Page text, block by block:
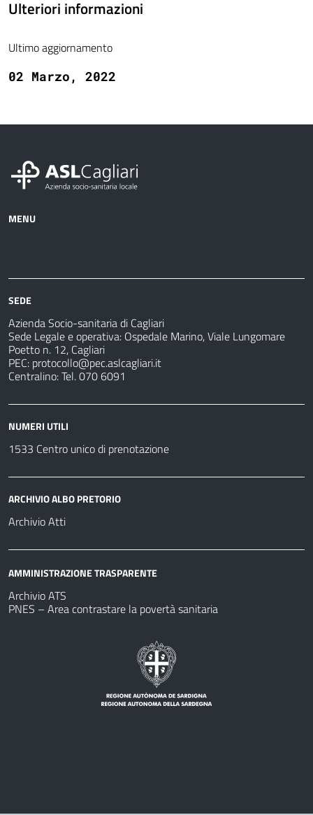
Ulteriori informazioni
Ultimo aggiornamento
02 Marzo, 2022
MENU
sanitarie
fare
SEDE
Azienda Socio-sanitaria di Cagliari
Sede Legale e operativa: Ospedale Marino, Viale Lungomare
Poetto n. 12, Cagliari
PEC: protocollo@pec.aslcagliari.it
Centralino: Tel. 070 6091
NUMERI UTILI
1533 Centro unico di prenotazione
ARCHIVIO ALBO PRETORIO
Archivio Atti
AMMINISTRAZIONE TRASPARENTE
Archivio ATS
PNES – Area contrastare la povertà sanitaria